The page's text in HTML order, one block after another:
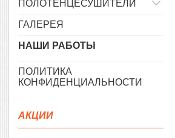
ПОЛОТЕНЦЕСУШИТЕЛИ
ГАЛЕРЕЯ
НАШИ РАБОТЫ
ПОЛИТИКА
КОНФИДЕНЦИАЛЬНОСТИ
АКЦИИ